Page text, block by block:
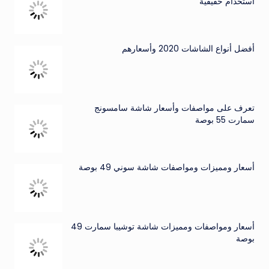
أفضل أنواع الشاشات 2020 وأسعارهم
تعرف على مواصفات وأسعار شاشة سامسونج
سمارت 55 بوصة
أسعار ومميزات ومواصفات شاشة سوني 49 بوصة
أسعار ومواصفات ومميزات شاشة توشيبا سمارت 49
بوصة